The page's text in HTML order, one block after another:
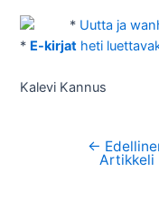
* Uutta ja
* E-kirjat heti
Kalevi Kannus
Artikkelien
←
Artikkeli